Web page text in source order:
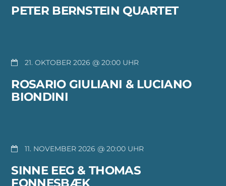
PETER BERNSTEIN QUARTET
21. OKTOBER 2026 @ 20:00
ROSARIO GIULIANI & LUCIANO
BIONDINI
11. NOVEMBER 2026 @ 20:00
SINNE EEG & THOMAS
FONNESBÆK